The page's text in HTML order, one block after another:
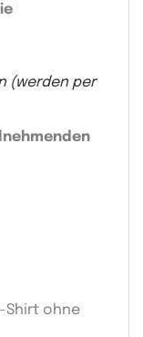
(werden per
Shirt ohne